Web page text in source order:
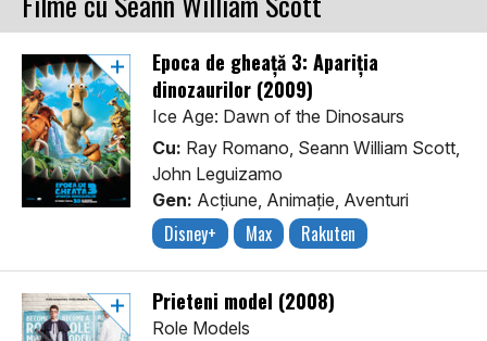
Epoca de gheață 3: Apariția
dinozaurilor (2009)
Ice Age: Dawn of the Dinosaurs
Cu: Ray Romano, Seann William Scott,
John Leguizamo
Gen: Acţiune, Animaţie, Aventuri
Disney+ Max Rakuten
Prieteni model (2008)
Role Models